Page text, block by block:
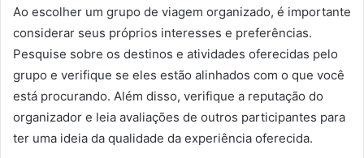
Ao escolher um grupo de viagem organizado, é importante
considerar seus próprios interesses e preferências.
Pesquise sobre os destinos e atividades oferecidas pelo
grupo e verifique se eles estão alinhados com o que você
está procurando. Além disso, verifique a reputação do
organizador e leia avaliações de outros participantes para
ter uma ideia da qualidade da experiência oferecida.